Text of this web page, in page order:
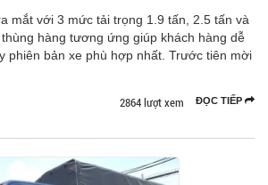
mắt với 3 mức tải trọng 1.9 tấn, 2.5 tấn và
hàng tương ứng giúp khách hàng dễ
phiên bản xe phù hợp nhất. Trước tiên mời
ĐỌC TIẾP
2864 lượt xem